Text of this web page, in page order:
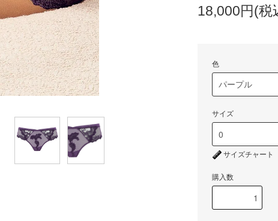
18,000円(税
色
サイズ
サイズチャート
購入数